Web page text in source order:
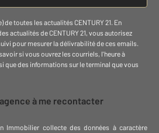
de toutes les actualités CENTURY 21. En
actualités de CENTURY 21, vous autorisez
pour mesurer la délivrabilité de ces emails.
si vous ouvrez les courriels, l'heure à
que des informations sur le terminal que vous
à me recontacter
Immobilier collecte des données à caractère